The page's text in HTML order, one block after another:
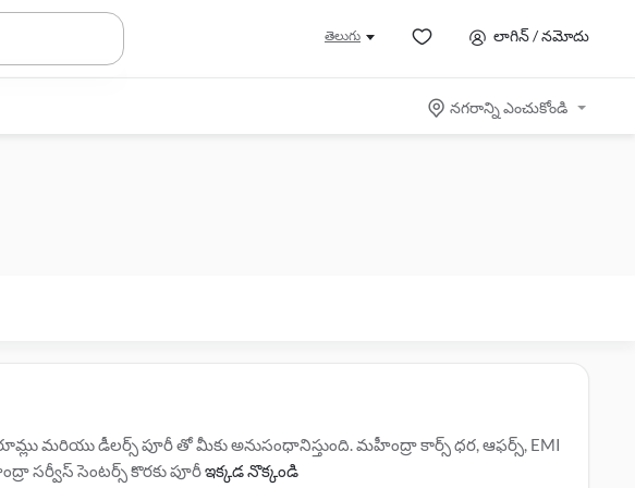
తెలుగు లాగిన్ / నమోదు
నగరాన్ని ఎంచుకోండి
మరియు డీలర్స్ పూరీ తో మీకు అనుసంధానిస్తుంది. మహీంద్రా కార్స్ ధర, ఆఫర్స్, EMI
సర్వీస్ సెంటర్స్ కొరకు పూరీఇక్కడ నొక్కండి